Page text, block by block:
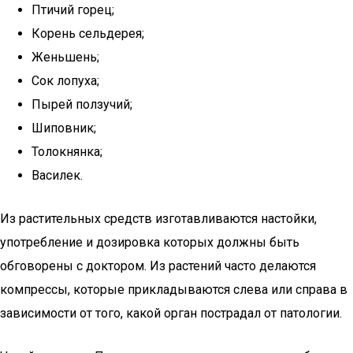
Птичий горец;
Корень сельдерея;
Женьшень;
Сок лопуха;
Пырей ползучий;
Шиповник;
Толокнянка;
Василек.
Из растительных средств изготавливаются настойки,
употребление и дозировка которых должны быть
обговорены с доктором. Из растений часто делаются
компрессы, которые прикладываются слева или справа в
зависимости от того, какой орган пострадал от патологии.